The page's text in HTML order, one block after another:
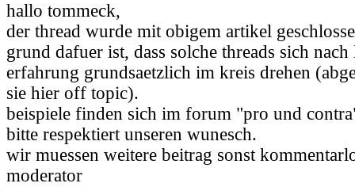
hallo tommeck,
der thread wurde mit obigem artikel
grund dafuer ist, dass solche threads sich nach
erfahrung grundsaetzlich im kreis drehen
sie hier off topic).
beispiele finden sich im forum "pro und
bitte respektiert unseren wunesch.
wir muessen weitere beitrag sonst
moderator